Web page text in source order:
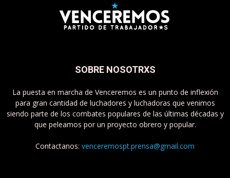
SOBRE NOSOTRXS
La puesta en marcha de Venceremos es un punto de inflexión
para gran cantidad de luchadores y luchadoras que venimos
siendo parte de los combates populares de las últimas décadas y
que peleamos por un proyecto obrero y popular.
Contactanos: venceremospt.prensa@gmail.com